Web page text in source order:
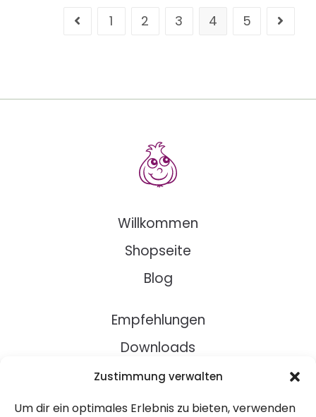
Zustimmung verwalten
Um dir ein optimales Erlebnis zu bieten, verwenden
1 2 3 4 5
Willkommen
Shopseite
Blog
Empfehlungen
Downloads
Rezepte